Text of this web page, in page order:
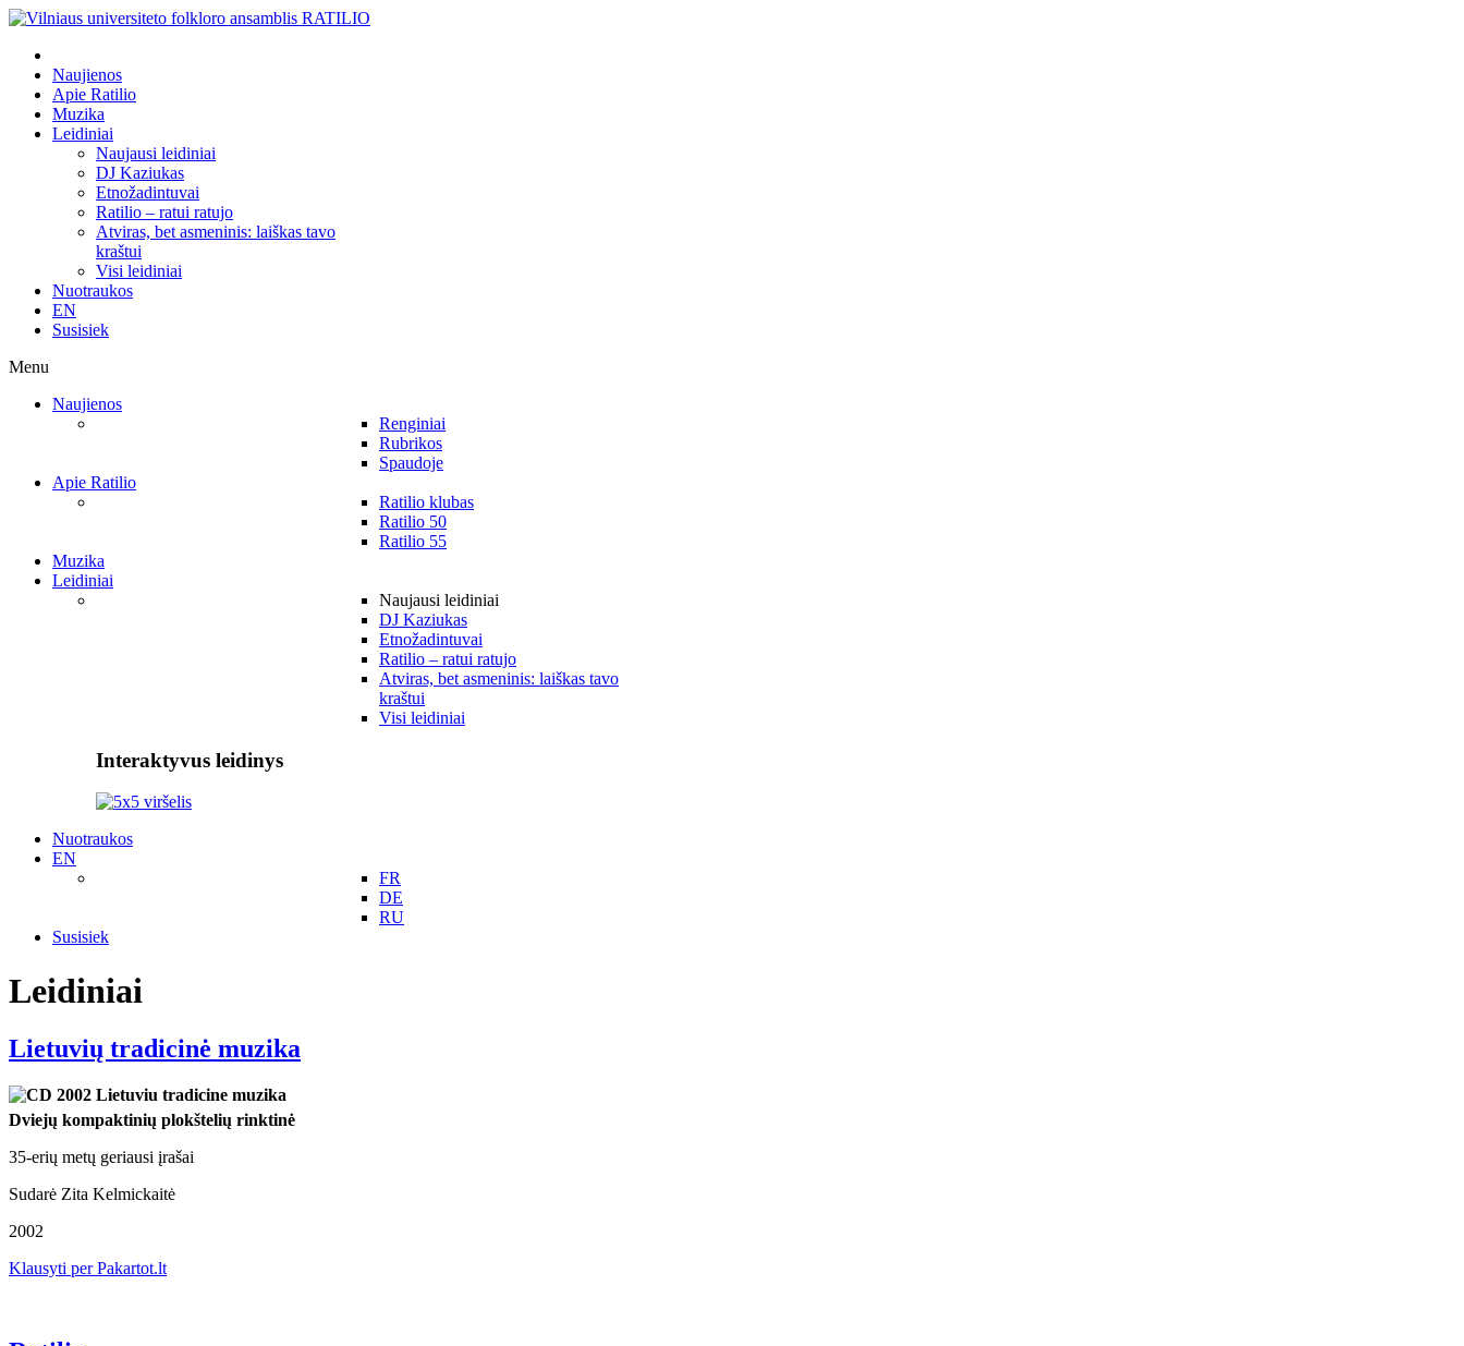
Naujienos
Apie Ratilio
Muzika
Leidiniai
Naujausi leidiniai
DJ Kaziukas
Etnožadintuvai
Ratilio – ratui ratujo
Atviras, bet asmeninis: laiškas tavo
kraštui
Visi leidiniai
Nuotraukos
EN
Susisiek
Menu
Naujienos
Renginiai
Rubrikos
Spaudoje
Apie Ratilio
Ratilio klubas
Ratilio 50
Ratilio 55
Muzika
Leidiniai
Naujausi leidiniai
DJ Kaziukas
Etnožadintuvai
Ratilio – ratui ratujo
Atviras, bet asmeninis: laiškas tavo
kraštui
Visi leidiniai
Interaktyvus leidinys
Nuotraukos
EN
FR
DE
RU
Susisiek
Leidiniai
Lietuvių tradicinė muzika
Dviejų kompaktinių plokštelių rinktinė
35-erių metų geriausi įrašai
Sudarė Zita Kelmickaitė
2002
Klausyti per Pakartot.lt